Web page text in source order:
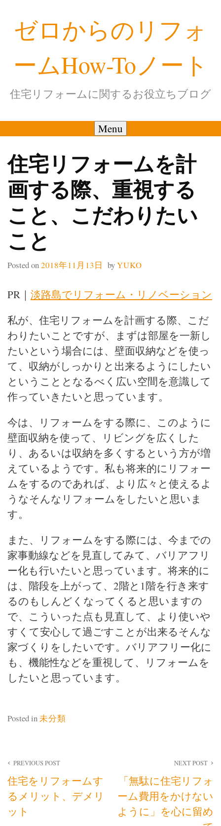
Skip
toゼロからのリフォ
ームHow-Toノート
住宅リフォームに関するお役立ちブログ
Menu
住宅リフォームを計
画する際、重視する
こと、こだわりたい
こと
Posted on2018年11月13日 byYUKO
PR｜ 淡路島でリフォーム・リノベーション
私が、住宅リフォームを計画する際、こだ
わりたいことですが、まずは部屋を一新し
たいという場合には、壁面収納などを使っ
て、収納がしっかりと出来るようにしたい
ということとなるべく広い空間を意識して
作っていきたいと思っています。
今は、リフォームをする際に、このように
壁面収納を使って、リビングを広くした
り、あるいは収納を多くするという方が増
えているようです。私も将来的にリフォー
ムをするのであれば、より広々と使えるよ
うなそんなリフォームをしたいと思いま
す。
また、リフォームをする際には、今までの
家事動線などを見直してみて、バリアフリ
ー化も行いたいと思っています。将来的に
は、階段を上がって、2階と1階を行き来す
るのもしんどくなってくると思いますの
で、こういった点も見直して、より使いや
すくて安心して過ごすことが出来るそんな
家づくりをしたいです。バリアフリー化に
も、機能性などを重視して、リフォームを
したいと思っています。
Posted in未分類
投
稿
ナ
PREVIOUS POST
住宅をリフォームす
るメリット、デメリ
ット
NEXT POST
「無駄に住宅リフォ
ーム費用をかけない
ように」を心に留め